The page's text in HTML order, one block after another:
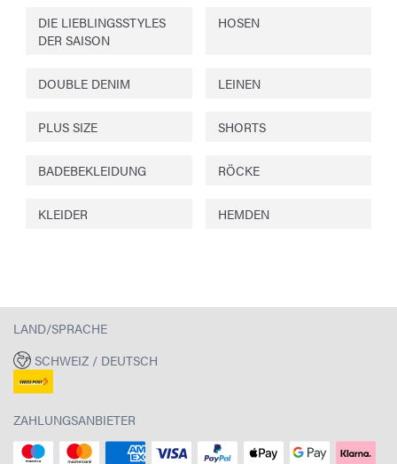
DIE LIEBLINGSSTYLES
DER SAISON
HOSEN
DOUBLE DENIM LEINEN
PLUS SIZE SHORTS
BADEBEKLEIDUNG RÖCKE
KLEIDER HEMDEN
LAND/SPRACHE
SCHWEIZ / DEUTSCH
ZAHLUNGSANBIETER